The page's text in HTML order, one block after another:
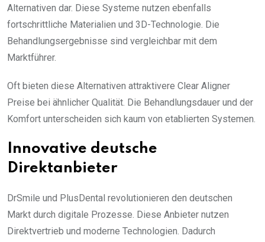
Alternativen dar. Diese Systeme nutzen ebenfalls
fortschrittliche Materialien und 3D-Technologie. Die
Behandlungsergebnisse sind vergleichbar mit dem
Marktführer.
Oft bieten diese Alternativen attraktivere Clear Aligner
Preise bei ähnlicher Qualität. Die Behandlungsdauer und der
Komfort unterscheiden sich kaum von etablierten Systemen.
Innovative deutsche
Direktanbieter
DrSmile und PlusDental revolutionieren den deutschen
Markt durch digitale Prozesse. Diese Anbieter nutzen
Direktvertrieb und moderne Technologien. Dadurch